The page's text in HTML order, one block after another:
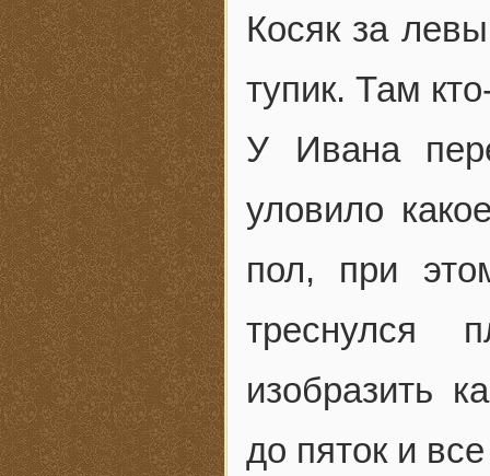
Косяк за
тупик. Там
У Ивана
уловило
пол, при
треснулся
изобразить
до пяток и